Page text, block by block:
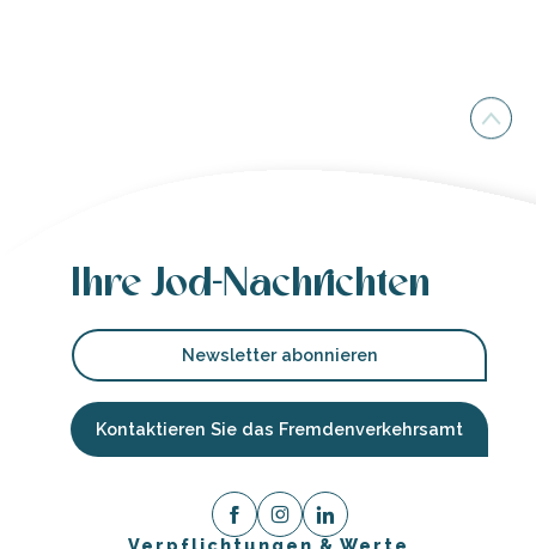
Ihre Jod-Nachrichten
Newsletter abonnieren
Kontaktieren Sie das Fremdenverkehrsamt